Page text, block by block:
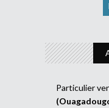
Particulier